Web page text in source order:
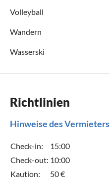
Volleyball
Wandern
Wasserski
Richtlinien
Hinweise des Vermieters
Check-in:
15:00
Check-out: 10:00
Kaution:
50 €